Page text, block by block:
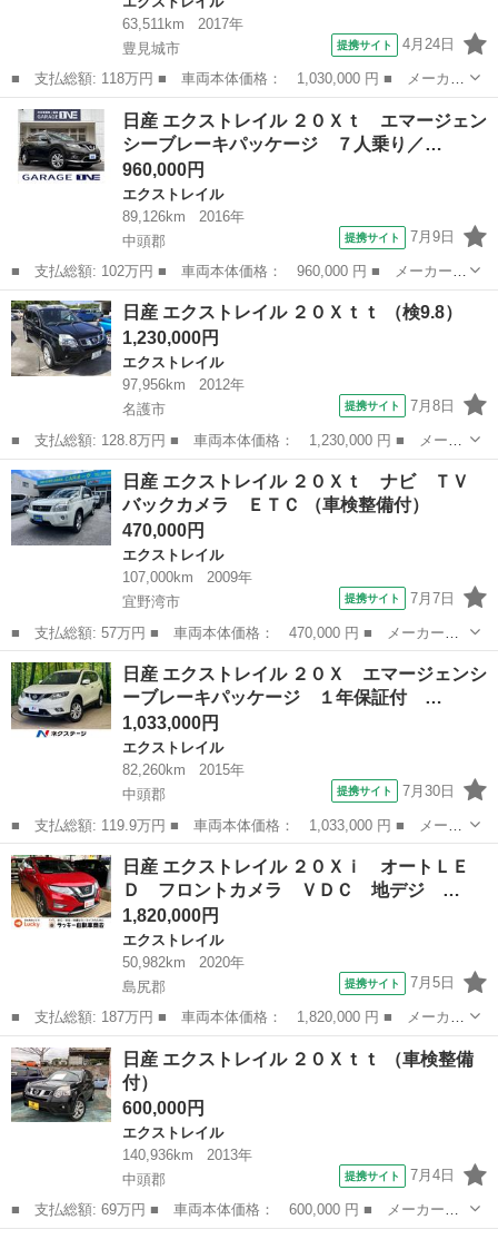
63,511km
2017年
豊見城市
提携サイト 4月24日
■ 支払総額: 118万円 ■ 車両本体価格： 1,030,000 円 ■ メーカー
名： 日産 ■ 車種名： エクストレイル ■ グレード名： ２０
Ｘ エマージェンシーブレーキパッケージ 修復歴なし・ＥＴＣ付・
バックモニタ...
沖縄 豊見城市 エクストレイル
日産 エクストレイル ２０Ｘｔ エマージェン
シーブレーキパッケージ ７人乗り／…
960,000円
エクストレイル
89,126km
2016年
中頭郡
提携サイト 7月9日
■ 支払総額: 102万円 ■ 車両本体価格： 960,000 円 ■ メーカー
名： 日産 ■ 車種名： エクストレイル ■ グレード名： ２０Ｘ
ｔ エマージェンシーブレーキパッケージ ７人乗り／純正ナビ／ワ
ンセグＴＶ／Ｂ...
沖縄 中頭郡 エクストレイル
日産 エクストレイル ２０Ｘｔｔ （検9.8）
1,230,000円
エクストレイル
97,956km
2012年
名護市
提携サイト 7月8日
■ 支払総額: 128.8万円 ■ 車両本体価格： 1,230,000 円 ■ メーカ
ー名： 日産 ■ 車種名： エクストレイル ■ グレード名： ２０
Ｘｔｔ ■ 排気量： 2000cc ■ ドア枚数： 5D ■ ミッショ...
沖縄 名護市 エクストレイル
日産 エクストレイル ２０Ｘｔ ナビ ＴＶ
バックカメラ ＥＴＣ （車検整備付）
470,000円
エクストレイル
107,000km
2009年
宜野湾市
提携サイト 7月7日
■ 支払総額: 57万円 ■ 車両本体価格： 470,000 円 ■ メーカー
名： 日産 ■ 車種名： エクストレイル ■ グレード名： ２０Ｘ
ｔ ナビ ＴＶ バックカメラ ＥＴＣ ■ 排気量： 2000cc ■ ド
ア枚数...
沖縄 宜野湾市 エクストレイル
日産 エクストレイル ２０Ｘ エマージェンシ
ーブレーキパッケージ １年保証付 …
1,033,000円
エクストレイル
82,260km
2015年
中頭郡
提携サイト 7月30日
■ 支払総額: 119.9万円 ■ 車両本体価格： 1,033,000 円 ■ メーカ
ー名： 日産 ■ 車種名： エクストレイル ■ グレード名： ２０
Ｘ エマージェンシーブレーキパッケージ １年保証付 ４ＷＤ 純
正ナビ ...
沖縄 中頭郡 エクストレイル
日産 エクストレイル ２０Ｘｉ オートＬＥ
Ｄ フロントカメラ ＶＤＣ 地デジ …
1,820,000円
エクストレイル
50,982km
2020年
島尻郡
提携サイト 7月5日
■ 支払総額: 187万円 ■ 車両本体価格： 1,820,000 円 ■ メーカー
名： 日産 ■ 車種名： エクストレイル ■ グレード名： ２０Ｘ
ｉ オートＬＥＤ フロントカメラ ＶＤＣ 地デジ アイドリング
ストップ車...
沖縄 島尻郡 エクストレイル
日産 エクストレイル ２０Ｘｔｔ （車検整備
付）
600,000円
エクストレイル
140,936km
2013年
中頭郡
提携サイト 7月4日
■ 支払総額: 69万円 ■ 車両本体価格： 600,000 円 ■ メーカー
名： 日産 ■ 車種名： エクストレイル ■ グレード名： ２０Ｘ